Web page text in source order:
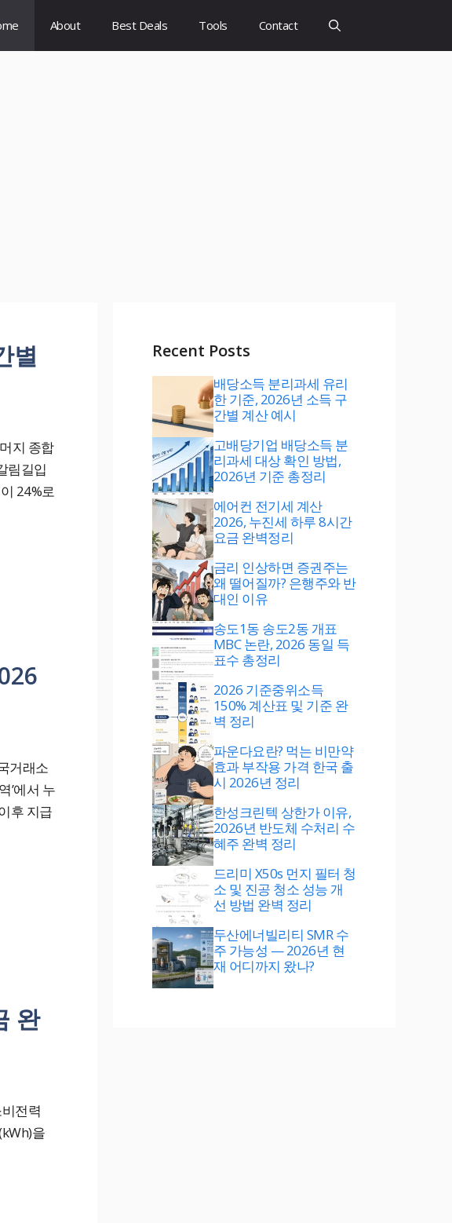
About Best Deals Tools Contact
별
지 종합
림길입
24%로
거래소
’에서 누
후 지급
완
전력
을
Recent Posts
배당소득 분리과세 유리
한 기준, 2026년 소득 구
간별 계산 예시
고배당기업 배당소득 분
리과세 대상 확인 방법,
2026년 기준 총정리
에어컨 전기세 계산
2026, 누진세 하루 8시간
요금 완벽정리
금리 인상하면 증권주는
왜 떨어질까? 은행주와 반
대인 이유
송도1동 송도2동 개표
MBC 논란, 2026 동일 득
표수 총정리
2026 기준중위소득
150% 계산표 및 기준 완
벽 정리
파운다요란? 먹는 비만약
효과 부작용 가격 한국 출
시 2026년 정리
한성크린텍 상한가 이유,
2026년 반도체 수처리 수
혜주 완벽 정리
드리미 X50s 먼지 필터 청
소 및 진공 청소 성능 개
선 방법 완벽 정리
두산에너빌리티 SMR 수
주 가능성 — 2026년 현
재 어디까지 왔나?